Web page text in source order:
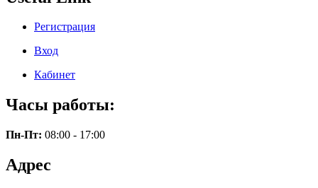
Регистрация
Вход
Кабинет
Часы работы:
Пн-Пт: 08:00 - 17:00
Адрес